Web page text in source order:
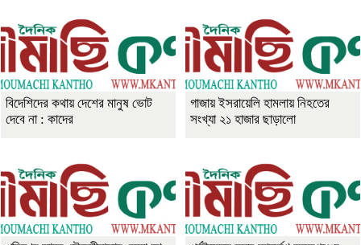
বিদেশিদের কথায় দেশের মানুষ ভোট
দেবে না : কাদের
গাজায় ইসরায়েলি হামলায় নিহতের
সংখ্যা ২১ হাজার ছাড়ালো